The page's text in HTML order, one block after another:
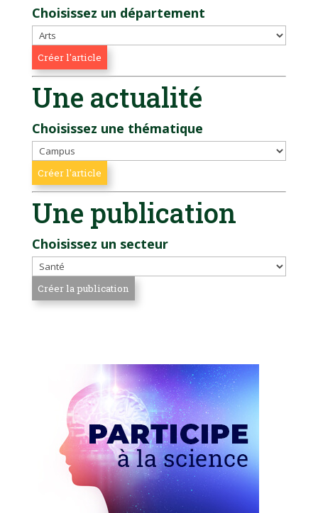
Choisissez un département
Une actualité
Choisissez une thématique
Une publication
Choisissez un secteur